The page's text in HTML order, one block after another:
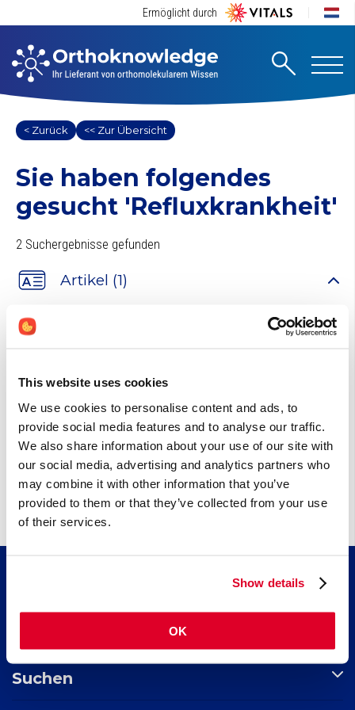
This website uses cookies
We use cookies to personalise content and ads, to
provide social media features and to analyse our traffic.
We also share information about your use of our site with
our social media, advertising and analytics partners who
may combine it with other information that you’ve
provided to them or that they’ve collected from your use
of their services.
Show details
OK
Ermöglicht durch
< Zurück << Zur Übersicht
Sie haben folgendes
gesucht 'Refluxkrankheit'
2 Suchergebnisse gefunden
Artikel (1)
Berberin Vielseitiger Phytonährstoff
Berberin ist eine wichtige bioaktive Substanz in mehreren beliebten
Andere (0)
Refluxkrankheit
Neuigkeiten
Kollagen​ für schöne Haut, starkes Bindegewebe und gesunde
Gelenke
Suchen